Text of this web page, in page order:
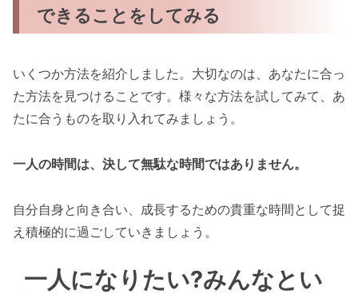
できることをしてみる
いくつか方法を紹介しました。大切なのは、あなたに合っ
た方法を見つけることです。様々な方法を試してみて、あ
たに合うものを取り入れてみましょう。
一人の時間は、決して無駄な時間ではありません。
自分自身と向き合い、成長するための貴重な時間として捉
え積極的に過ごしていきましょう。
一人になりたい?みんなとい